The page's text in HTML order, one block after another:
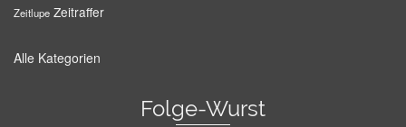
Zeitlupe Zeitraffer
Alle Kategorien
Folge-Wurst